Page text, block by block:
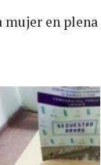
mujer en plena